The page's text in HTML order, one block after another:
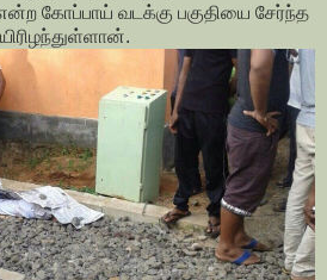
கோப்பாய் வடக்கு பகுதியை சேர்ந்த